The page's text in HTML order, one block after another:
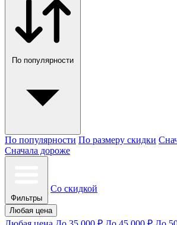
По популярности
По популярности По размеру скидки
Сначала дороже
Фильтры
Со скидкой
Любая цена